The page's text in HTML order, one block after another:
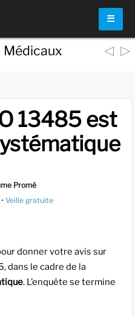
☰
Médicaux ◁ ▷
13485 est
Promé
• Veille gratuite
donner votre avis sur
dans le cadre de la
. L’enquête se termine